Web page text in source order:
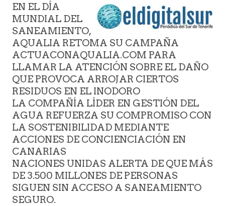
EN EL DÍA
MUNDIAL DEL
SANEAMIENTO,
AQUALIA RETOMA SU CAMPAÑA
ACTUACONAQUALIA.COM PARA
LLAMAR LA ATENCIÓN SOBRE EL DAÑO
QUE PROVOCA ARROJAR CIERTOS
RESIDUOS EN EL INODORO
LA COMPAÑÍA LÍDER EN GESTIÓN DEL
AGUA REFUERZA SU COMPROMISO CON
LA SOSTENIBILIDAD MEDIANTE
ACCIONES DE CONCIENCIACIÓN EN
CANARIAS
NACIONES UNIDAS ALERTA DE QUE MÁS
DE 3.500 MILLONES DE PERSONAS
SIGUEN SIN ACCESO A SANEAMIENTO
SEGURO.